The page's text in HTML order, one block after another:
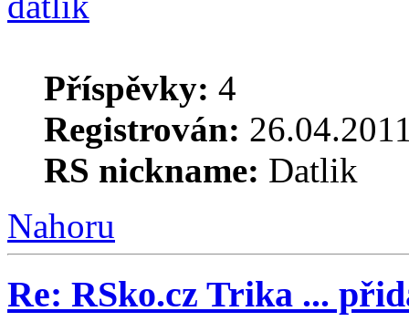
Příspěvky: 4
Registrován:
RS nickname: Datlik
Nahoru
Re: RSko.cz Trika ...